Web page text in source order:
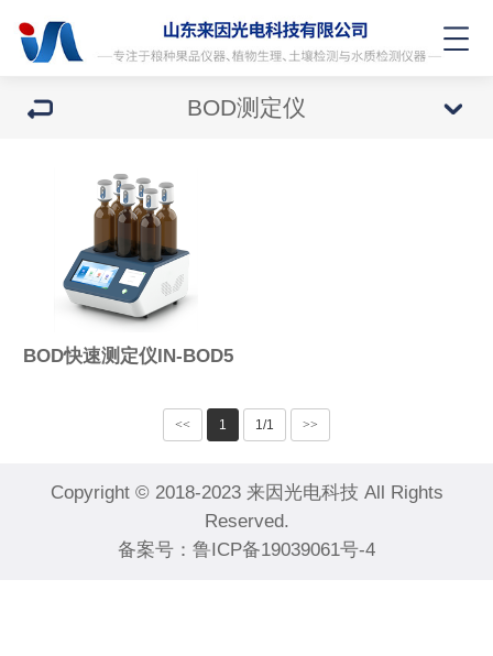
BOD测定仪
BOD快速测定仪IN-BOD5
<< 1 1/1 >>
Copyright © 2018-2023 来因光电科技 All Rights
Reserved.
备案号： 鲁ICP备19039061号-4